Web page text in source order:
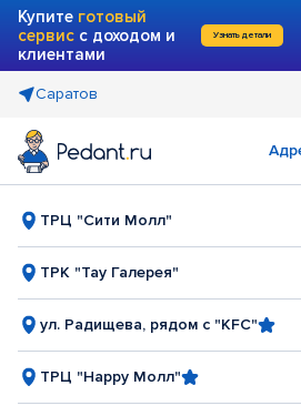
Купите готовый
сервис с доходом и
клиентами
Узнать детали
Саратов
ТРЦ "Сити Молл"
ТРК "Тау Галерея"
ул. Радищева, рядом с "KFC"
ТРЦ "Happy Молл"